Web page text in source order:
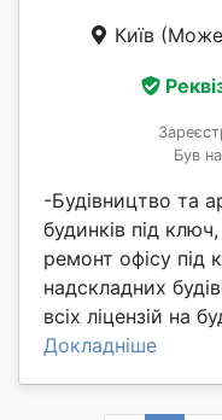
Київ (Може
Був
-Будівництво та
будинків під
ремонт офісу під
надскладних
всіх ліцензій на
Докладніше